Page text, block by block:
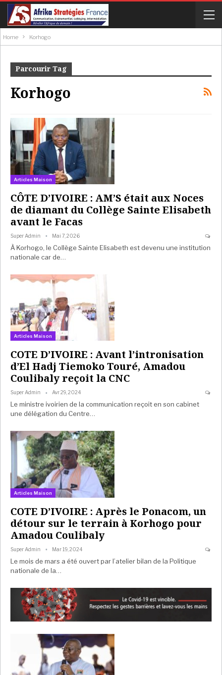
Home Korhogo
Parcourir Tag
Korhogo
Articles Maison
CÔTE D’IVOIRE : AM’S était aux Noces
de diamant du Collège Sainte Elisabeth
avant le Facas
Super Admin Mai 7, 2026
À Korhogo, le Collège Sainte Elisabeth est devenu une institution
nationale car de…
Articles Maison
COTE D’IVOIRE : Avant l’intronisation
d’El Hadj Tiemoko Touré, Amadou
Coulibaly reçoit la CNC
Super Admin Avr 29, 2024
Le ministre ivoirien de la communication reçoit en son cabinet
une délégation du Centre…
Articles Maison
COTE D’IVOIRE : Après le Ponacom, un
détour sur le terrain à Korhogo pour
Amadou Coulibaly
Super Admin Mar 19, 2024
Le mois de mars a été ouvert par l’atelier bilan de la Politique
nationale de la…